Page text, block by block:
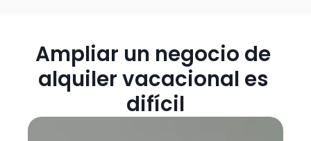
Ampliar un negocio de
alquiler vacacional es
difícil